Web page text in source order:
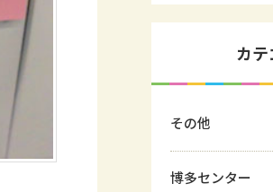
カテ
その他
博多センター